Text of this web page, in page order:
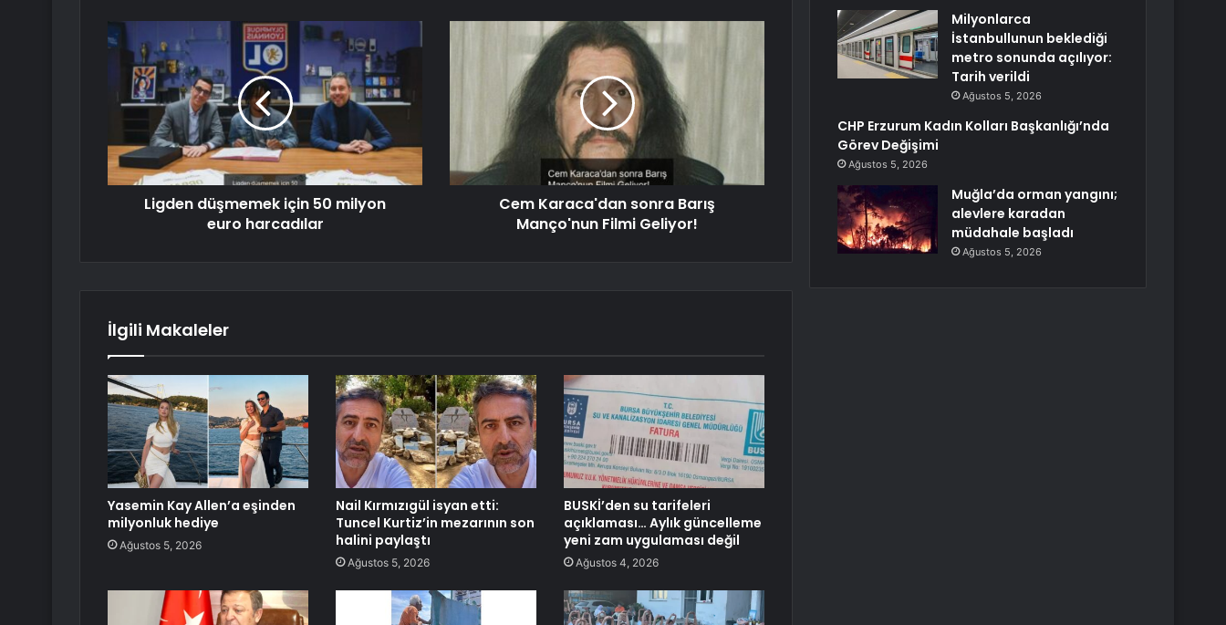
Ligden düşmemek için 50 milyon
euro harcadılar
Cem Karaca'dan sonra Barış
Manço'nun Filmi Geliyor!
İlgili Makaleler
Yasemin Kay Allen’a eşinden
milyonluk hediye
Ağustos 5, 2026
Nail Kırmızıgül isyan etti:
Tuncel Kurtiz’in mezarının son
halini paylaştı
Ağustos 5, 2026
BUSKİ’den su tarifeleri
açıklaması… Aylık güncelleme
yeni zam uygulaması değil
Ağustos 4, 2026
Milyonlarca
İstanbullunun beklediği
metro sonunda açılıyor:
Tarih verildi
Ağustos 5, 2026
CHP Erzurum Kadın Kolları Başkanlığı’nda
Görev Değişimi
Ağustos 5, 2026
Muğla’da orman yangını;
alevlere karadan
müdahale başladı
Ağustos 5, 2026